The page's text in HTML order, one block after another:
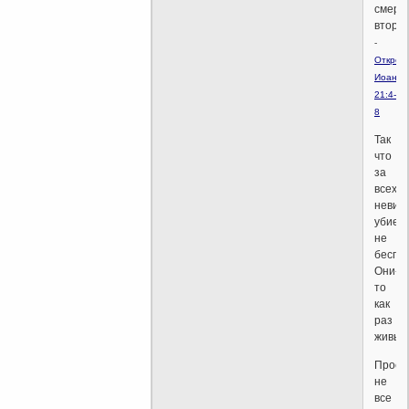
-
Иоанна
21:4-
8
Так
что
за
всех
не
Они-
то
как
раз
живы.
не
все